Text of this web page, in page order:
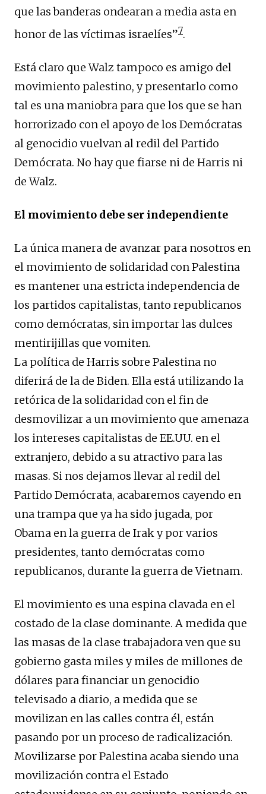
que las banderas ondearan a media asta en
honor de las víctimas israelíes”7.
Está claro que Walz tampoco es amigo del
movimiento palestino, y presentarlo como
tal es una maniobra para que los que se han
horrorizado con el apoyo de los Demócratas
al genocidio vuelvan al redil del Partido
Demócrata. No hay que fiarse ni de Harris ni
de Walz.
El movimiento debe ser independiente
La única manera de avanzar para nosotros en
el movimiento de solidaridad con Palestina
es mantener una estricta independencia de
los partidos capitalistas, tanto republicanos
como demócratas, sin importar las dulces
mentirijillas que vomiten.
La política de Harris sobre Palestina no
diferirá de la de Biden. Ella está utilizando la
retórica de la solidaridad con el fin de
desmovilizar a un movimiento que amenaza
los intereses capitalistas de EE.UU. en el
extranjero, debido a su atractivo para las
masas. Si nos dejamos llevar al redil del
Partido Demócrata, acabaremos cayendo en
una trampa que ya ha sido jugada, por
Obama en la guerra de Irak y por varios
presidentes, tanto demócratas como
republicanos, durante la guerra de Vietnam.
El movimiento es una espina clavada en el
costado de la clase dominante. A medida que
las masas de la clase trabajadora ven que su
gobierno gasta miles y miles de millones de
dólares para financiar un genocidio
televisado a diario, a medida que se
movilizan en las calles contra él, están
pasando por un proceso de radicalización.
Movilizarse por Palestina acaba siendo una
movilización contra el Estado